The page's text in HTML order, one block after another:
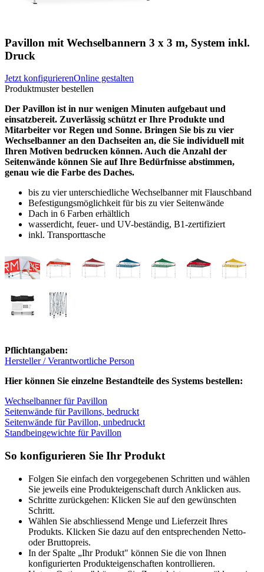
Pavillon mit Wechselbannern 3 x 3 m, System inkl.
Druck
Jetzt konfigurierenOnline gestalten
Produktmuster bestellen
Der Pavillon ist in nur wenigen Minuten aufgebaut und
einsatzbereit. Zuverlässig schützt er Ihre Produkte und
Mitarbeiter vor Regen und Sonne. Bringen Sie bis zu vier
Wechselbanner an den Dachseiten an, die Sie individuell mit
Ihren Motiven bedrucken können. Auch die Anzahl der
Seitenwände können Sie auf Ihre Bedürfnisse abstimmen,
genau wie die Farbe des Daches.
bis zu vier unterschiedliche Wechselbanner mit Flauschband
Befestigungsmöglichkeit für bis zu vier Seitenwände
Dach in 6 Farben erhältlich
wasserdicht, feuer- und UV-beständig, B1-zertifiziert
inkl. Transporttasche
Pflichtangaben:
Hersteller / Verantwortliche Person
Hier können Sie einzelne Bestandteile des Systems bestellen:
Wechselbanner für Pavillon
Seitenwände für Pavillons, bedruckt
Seitenwände für Pavillon, unbedruckt
Standbeingewichte für Pavillon
So konfigurieren Sie Ihr Produkt
Folgen Sie einfach den vorgegebenen Schritten und wählen
Sie jeweils eine Produkteigenschaft durch Anklicken aus.
Schritte zurückgehen: Klicken Sie auf den gewünschten
Schritt.
Wählen Sie abschliessend Menge und Lieferzeit Ihres
Produkts. Klicken Sie dazu auf den entsprechenden Netto-
oder Bruttopreis.
In der Spalte „Ihr Produkt" können Sie die von Ihnen
konfigurierten Produkteigenschaften kontrollieren.